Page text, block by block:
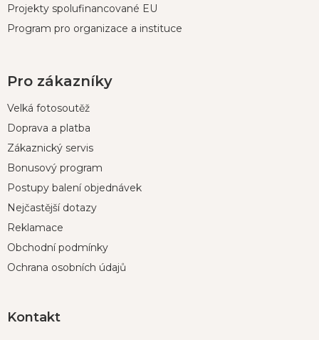
Projekty spolufinancované EU
Program pro organizace a instituce
Pro zákazníky
Velká fotosoutěž
Doprava a platba
Zákaznický servis
Bonusový program
Postupy balení objednávek
Nejčastější dotazy
Reklamace
Obchodní podmínky
Ochrana osobních údajů
Kontakt